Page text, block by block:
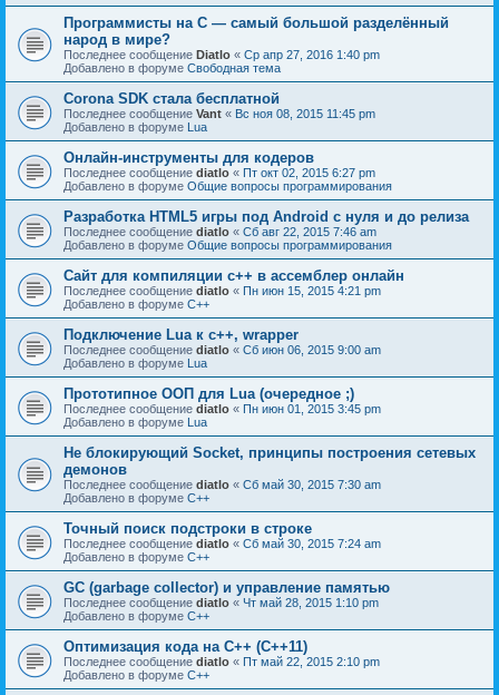
Программисты на C — самый большой разделённый
народ в мире?
Последнее сообщение Diatlo « Ср апр 27, 2016 1:40 pm
Добавлено в форуме Свободная тема
Corona SDK стала бесплатной
Последнее сообщение Vant « Вс ноя 08, 2015 11:45 pm
Добавлено в форуме Lua
Онлайн-инструменты для кодеров
Последнее сообщение diatlo « Пт окт 02, 2015 6:27 pm
Добавлено в форуме Общие вопросы программирования
Разработка HTML5 игры под Android с нуля и до релиза
Последнее сообщение diatlo « Сб авг 22, 2015 7:46 am
Добавлено в форуме Общие вопросы программирования
Сайт для компиляции c++ в ассемблер онлайн
Последнее сообщение diatlo « Пн июн 15, 2015 4:21 pm
Добавлено в форуме C++
Подключение Lua к c++, wrapper
Последнее сообщение diatlo « Сб июн 06, 2015 9:00 am
Добавлено в форуме Lua
Прототипное ООП для Lua (очередное ;)
Последнее сообщение diatlo « Пн июн 01, 2015 3:45 pm
Добавлено в форуме Lua
Не блокирующий Socket, принципы построения сетевых
демонов
Последнее сообщение diatlo « Сб май 30, 2015 7:30 am
Добавлено в форуме C++
Точный поиск подстроки в строке
Последнее сообщение diatlo « Сб май 30, 2015 7:24 am
Добавлено в форуме C++
GC (garbage collector) и управление памятью
Последнее сообщение diatlo « Чт май 28, 2015 1:10 pm
Добавлено в форуме C++
Оптимизация кода на C++ (C++11)
Последнее сообщение diatlo « Пт май 22, 2015 2:10 pm
Добавлено в форуме C++